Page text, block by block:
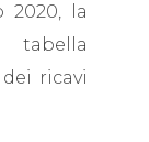
2020, la
tabella
ricavi